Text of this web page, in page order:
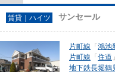
賃貸｜ハイツ サンセール
片町線 「 鴻池
片町線 「 住道
地下鉄長堀鶴